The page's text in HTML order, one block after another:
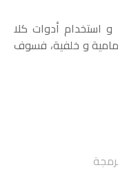
استخدام أدوات كلا
و خلفية، فسوف